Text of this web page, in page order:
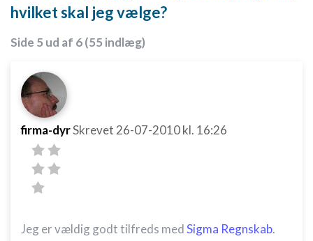
hvilket skal jeg vælge?
Side 5 ud af 6 (55 indlæg)
firma-dyrSkrevet 26-07-2010kl. 16:26
Jeg er vældig godt tilfreds medSigma Regnskab.